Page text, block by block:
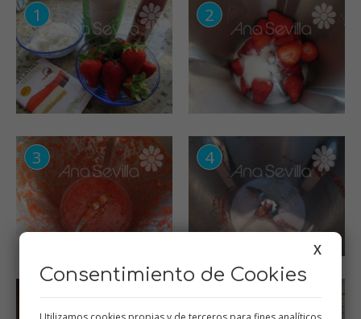
X
Consentimiento de Cookies